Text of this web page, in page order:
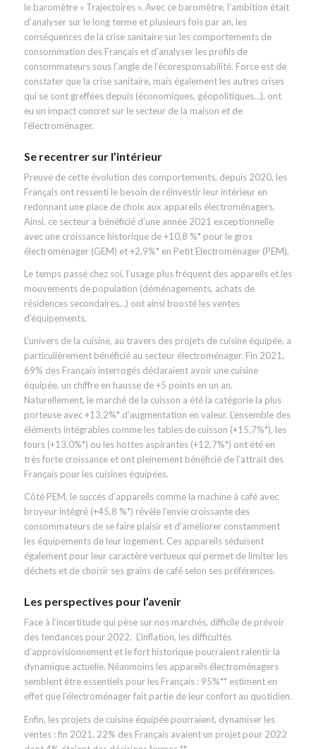
le baromètre « Trajectoires ». Avec ce baromètre, l’ambition était
d’analyser sur le long terme et plusieurs fois par an, les
conséquences de la crise sanitaire sur les comportements de
consommation des Français et d’analyser les profils de
consommateurs sous l’angle de l’écoresponsabilité. Force est de
constater que la crise sanitaire, mais également les autres crises
qui se sont greffées depuis (économiques, géopolitiques…), ont
eu un impact concret sur le secteur de la maison et de
l’électroménager.
Se recentrer sur l’intérieur
Preuve de cette évolution des comportements, depuis 2020, les
Français ont ressenti le besoin de réinvestir leur intérieur en
redonnant une place de choix aux appareils électroménagers.
Ainsi, ce secteur a bénéficié d’une année 2021 exceptionnelle
avec une croissance historique de +10,8 %* pour le gros
électroménager (GEM) et +2,9%* en Petit Electroménager (PEM).
Le temps passé chez soi, l’usage plus fréquent des appareils et les
mouvements de population (déménagements, achats de
résidences secondaires…) ont ainsi boosté les ventes
d’équipements.
L’univers de la cuisine, au travers des projets de cuisine équipée, a
particulièrement bénéficié au secteur électroménager. Fin 2021,
69% des Français interrogés déclaraient avoir une cuisine
équipée, un chiffre en hausse de +5 points en un an.
Naturellement, le marché de la cuisson a été la catégorie la plus
porteuse avec +13,2%* d’augmentation en valeur. L’ensemble des
éléments intégrables comme les tables de cuisson (+15,7%*), les
fours (+13,0%*) ou les hottes aspirantes (+12,7%*) ont été en
très forte croissance et ont pleinement bénéficié de l’attrait des
Français pour les cuisines équipées.
Côté PEM, le succès d’appareils comme la machine à café avec
broyeur intégré (+45,8 %*) révèle l’envie croissante des
consommateurs de se faire plaisir et d’améliorer constamment
les équipements de leur logement. Ces appareils séduisent
également pour leur caractère vertueux qui permet de limiter les
déchets et de choisir ses grains de café selon ses préférences.
Les perspectives pour l’avenir
Face à l’incertitude qui pèse sur nos marchés, difficile de prévoir
des tendances pour 2022. L’inflation, les difficultés
d’approvisionnement et le fort historique pourraient ralentir la
dynamique actuelle. Néanmoins les appareils électroménagers
semblent être essentiels pour les Français : 95%** estiment en
effet que l’électroménager fait partie de leur confort au quotidien.
Enfin, les projets de cuisine équipée pourraient, dynamiser les
ventes : fin 2021, 22% des Français avaient un projet pour 2022